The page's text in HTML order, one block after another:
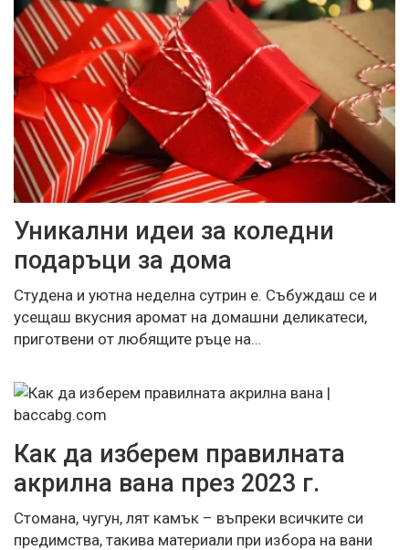
Уникални идеи за коледни
подаръци за дома
Студена и уютна неделна сутрин е. Събуждаш се и
усещаш вкусния аромат на домашни деликатеси,
приготвени от любящите ръце на…
Как да изберем правилната
акрилна вана през 2023 г.
Стомана, чугун, лят камък – въпреки всичките си
предимства, такива материали при избора на вани